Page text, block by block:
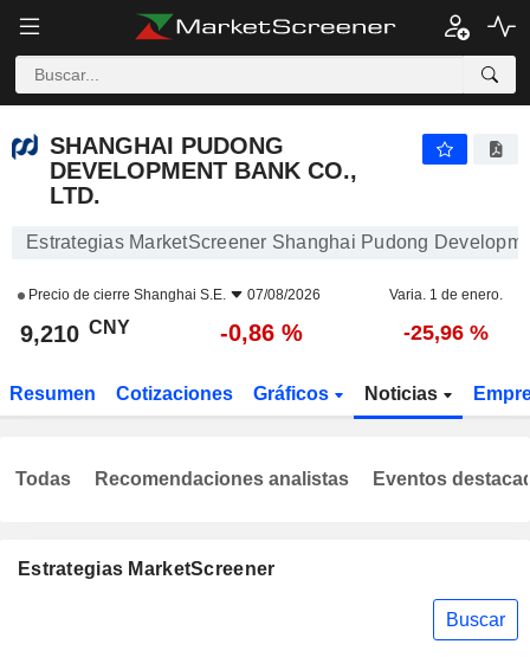
SHANGHAI PUDONG
DEVELOPMENT BANK CO.,
LTD.
Estrategias MarketScreener Shanghai Pudong
Precio de cierre Shanghai S.E. 07/08/2026 Varia. 1 de enero.
9,210 CNY -0,86 % -25,96 %
Resumen Cotizaciones Gráficos Noticias
Estrategias MarketScreener
Buscar
Todas Recomendaciones analistas Eventos